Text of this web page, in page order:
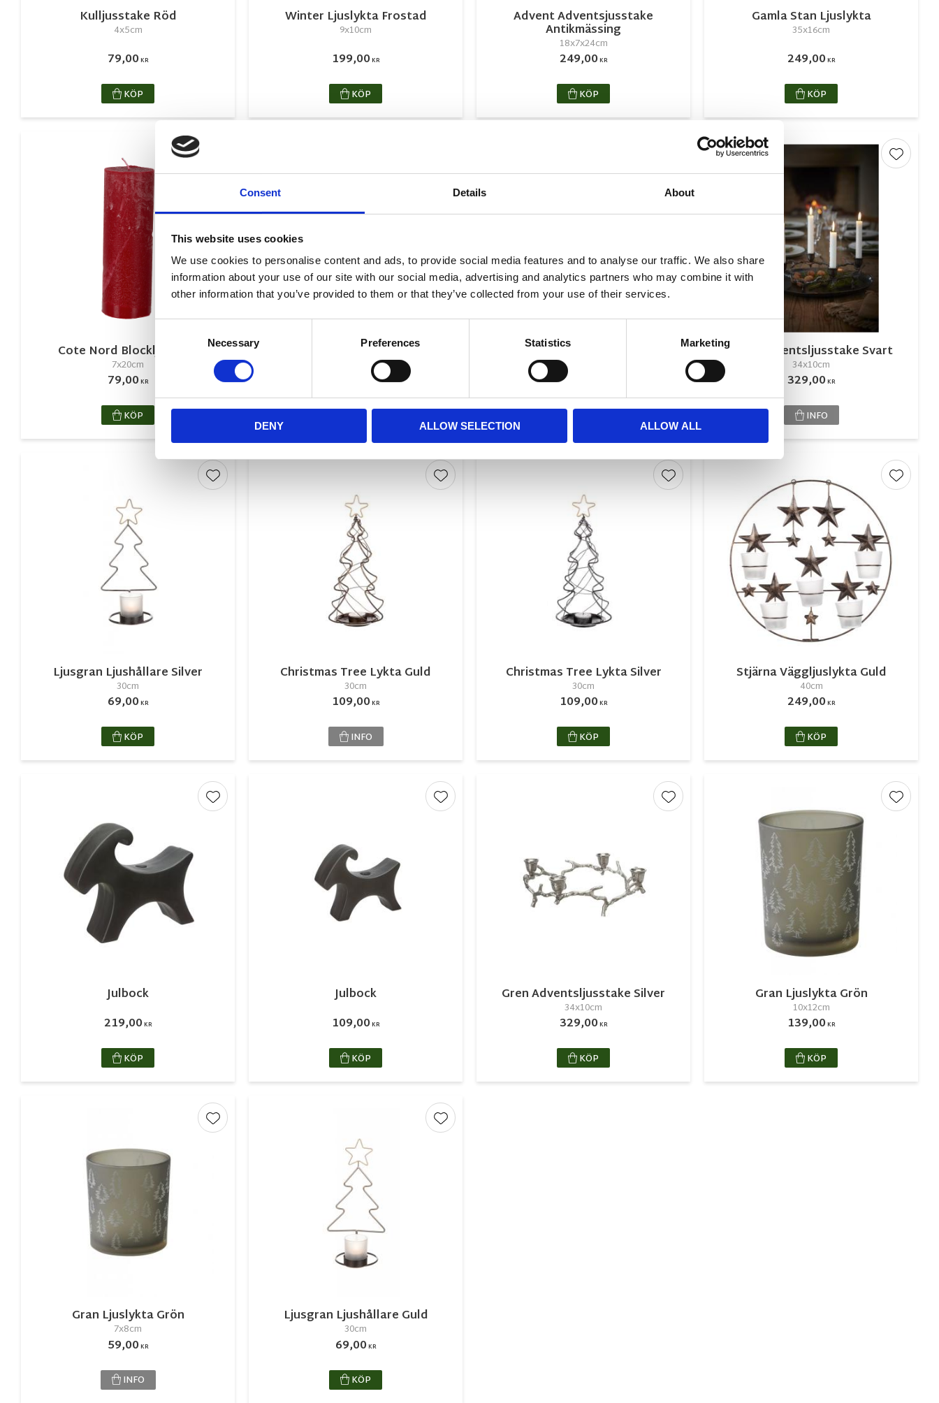
Consent Details About
This website uses cookies
We use cookies to personalise content and ads, to provide social media features and to analyse our traffic. We also share
information about your use of our site with our social media, advertising and analytics partners who may combine it with
other information that you’ve provided to them or that they’ve collected from your use of their services.
Selection
Necessary Preferences Statistics Marketing
DENY ALLOW SELECTION ALLOW ALL
Kulljusstake Röd
4x5cm
79,00KR
KÖP
Winter Ljuslykta Frostad
9x10cm
199,00KR
KÖP
Advent Adventsjusstake
Antikmässing
18x7x24cm
249,00KR
KÖP
Gamla Stan Ljuslykta
35x16cm
249,00KR
KÖP
Cote Nord Blockljus Röd
7x20cm
79,00 KR
KÖP
Ljusstjärna Ljuslykta Silver
20x20cm
KR
KÖP
Felicia Ljusstake 4 Kronljus
16.2x22.8cm
309,00
Lägg till i favoriter
Gren Adventsljusstake Svart
34x10cm
329,00KR
Lägg
INFO
Ljusgran Ljushållare Silver
30cm
69,00KR
Lägg till i favoriter
KÖP
Christmas Tree Lykta Guld
30cm
109,00KR
Lägg till i favoriter
INFO
Christmas Tree Lykta Silver
30cm
109,00KR
Lägg till i favoriter
KÖP
Stjärna Väggljuslykta Guld
40cm
249,00KR
Lägg
KÖP
Julbock
219,00KR
Lägg till i favoriter
KÖP
Julbock
109,00KR
Lägg till i favoriter
KÖP
Gren Adventsljusstake Silver
34x10cm
329,00KR
Lägg till i favoriter
KÖP
Gran Ljuslykta Grön
10x12cm
139,00KR
Lägg
KÖP
Gran Ljuslykta Grön
7x8cm
59,00KR
Lägg till i favoriter
INFO
Ljusgran Ljushållare Guld
30cm
69,00KR
Lägg till i favoriter
KÖP